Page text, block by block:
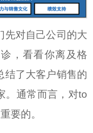
先对自己公司的大
，看看你离及格
结了大客户销售的
。通常而言，对to
要的。